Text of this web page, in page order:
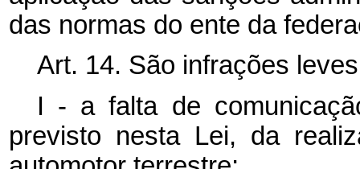
das normas do ente da
Art. 14. São infrações
I - a falta de
previsto nesta Lei, da